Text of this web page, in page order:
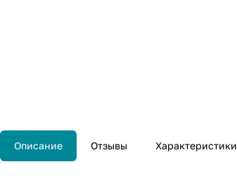
Описание Отзывы Характеристики